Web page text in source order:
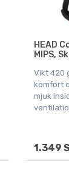
HEAD
MIPS,
Vikt 420
komfort
mjuk
1.349